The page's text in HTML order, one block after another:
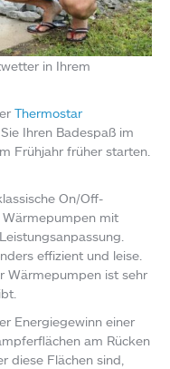
in Ihrem
Thermostar
Ihren Badespaß im
Frühjahr früher starten.
On/Off-
Wärmepumpen mit
effizient und leise.
Wärmepumpen ist sehr
Energiegewinn einer
am Rücken
diese Flächen sind,